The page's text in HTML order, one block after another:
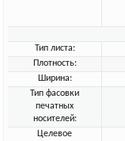
Тип листа:
Плотность:
Ширина:
Тип фасовки
печатных
носителей:
Целевое